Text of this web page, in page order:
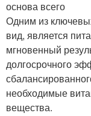
основа всего
Одним из
вид, является
мгновенный
долгосрочного
необходимые
вещества.